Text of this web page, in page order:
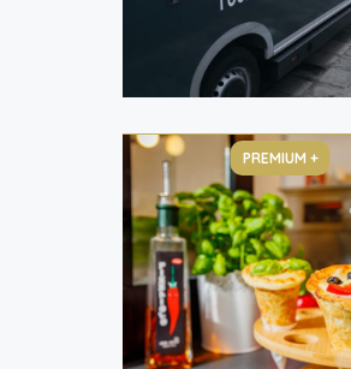
PREMIUM +